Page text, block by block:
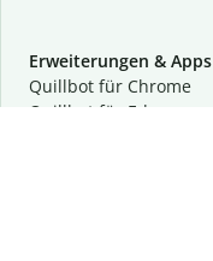
Erweiterungen & Apps
Quillbot für Chrome
Quillbot für Edge